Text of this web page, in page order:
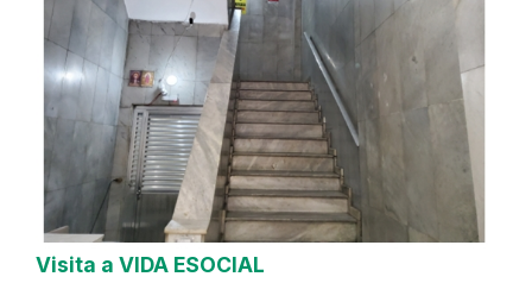
Visita a VIDA ESOCIAL